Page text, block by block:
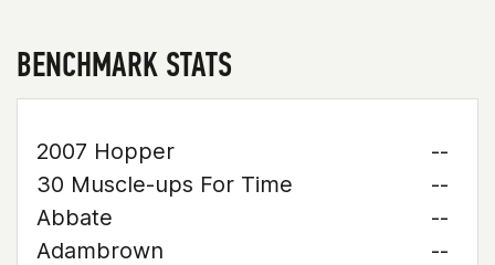
BENCHMARK STATS
2007 Hopper
--
30 Muscle-ups For Time
--
Abbate
--
Adambrown
--